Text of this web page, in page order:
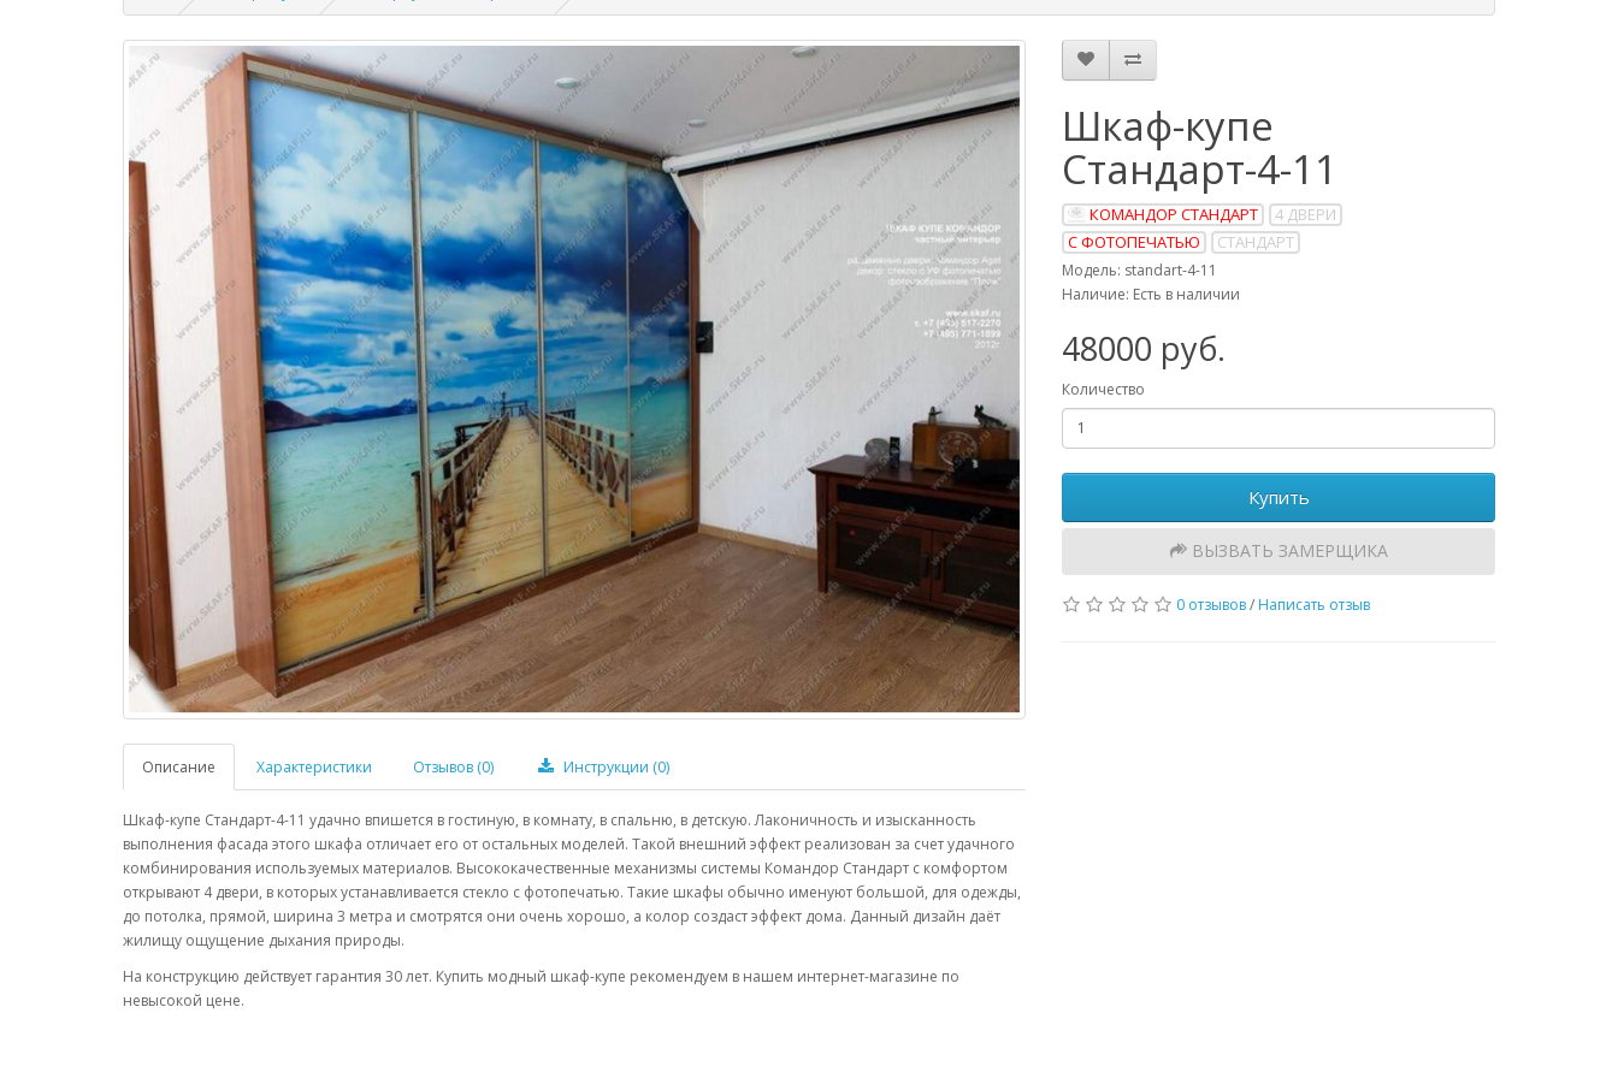
Описание Характеристики Отзывов (0) Инструкции (0)
Шкаф-купе Стандарт-4-11 удачно впишется в гостиную, в комнату, в спальню, в детскую. Лаконичность и изысканность
выполнения фасада этого шкафа отличает его от остальных моделей. Такой внешний эффект реализован за счет удачного
комбинирования используемых материалов. Высококачественные механизмы системы Командор Стандарт с комфортом
открывают 4 двери, в которых устанавливается стекло с фотопечатью. Такие шкафы обычно именуют большой, для одежды,
до потолка, прямой, ширина 3 метра и смотрятся они очень хорошо, а колор создаст эффект дома. Данный дизайн даёт
жилищу ощущение дыхания природы.
На конструкцию действует гарантия 30 лет. Купить модный шкаф-купе рекомендуем в нашем интернет-магазине по
невысокой цене.
Шкаф-купе
Стандарт-4-11
КОМАНДОР СТАНДАРТ
4 ДВЕРИ
С ФОТОПЕЧАТЬЮ
СТАНДАРТ
Модель: standart-4-11
Наличие: Есть в наличии
48000 руб.
Количество
Купить
ВЫЗВАТЬ ЗАМЕРЩИКА
0 отзывов/ Написать отзыв